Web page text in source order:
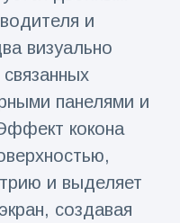
и
визуально
панелями и
кокона
и выделяет
создавая